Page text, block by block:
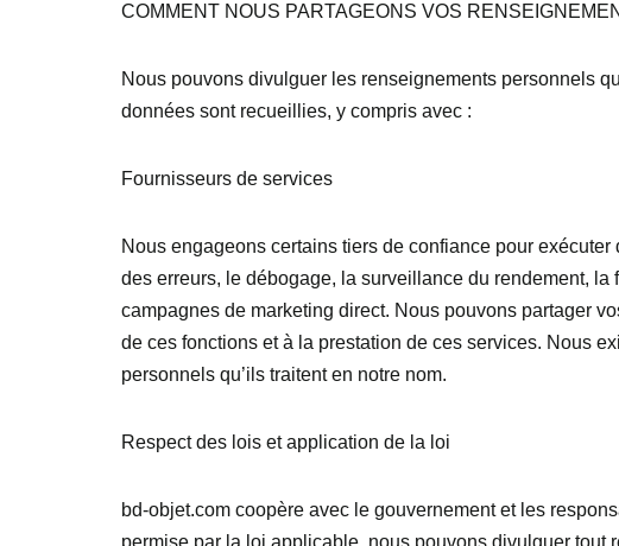
COMMENT NOUS PARTAGEONS VOS
Nous pouvons divulguer les renseignements personnels
données sont recueillies, y compris avec :
Fournisseurs de services
Nous engageons certains tiers de confiance pour
des erreurs, le débogage, la surveillance du rendement,
campagnes de marketing direct. Nous pouvons partager
de ces fonctions et à la prestation de ces services. Nous
personnels qu’ils traitent en notre nom.
Respect des lois et application de la loi
bd-objet.com coopère avec le gouvernement et les
permise par la loi applicable, nous pouvons divulguer tout